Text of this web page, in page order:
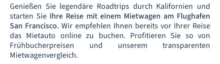
Genießen Sie legendäre Roadtrips durch Kalifornien und
starten Sie Ihre Reise mit einem Mietwagen am Flughafen
San Francisco. Wir empfehlen Ihnen bereits vor Ihrer Reise
das Mietauto online zu buchen. Profitieren Sie so von
Frühbucherpreisen und unserem transparenten
Mietwagenvergleich.